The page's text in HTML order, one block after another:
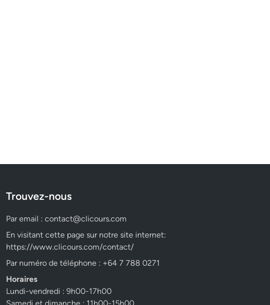
Trouvez-nous
Par email : contact@clicours.com
En visitant cette page sur notre site internet:
https://www.clicours.com/contact/
Par numéro de téléphone : +64 7 788 0271
Horaires
Lundi-vendredi : 9h00-17h00